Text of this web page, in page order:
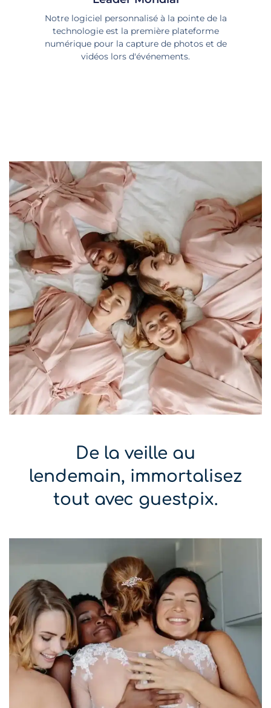
Notre logiciel personnalisé à la pointe de la
technologie est la première plateforme
numérique pour la capture de photos et de
vidéos lors d'événements.
De la veille au
lendemain, immortalisez
tout avec guestpix.